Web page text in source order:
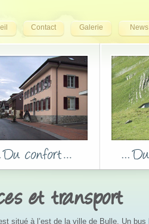
Contact Galerie News
et transport
situé à l’est de la ville de Bulle. Un bus